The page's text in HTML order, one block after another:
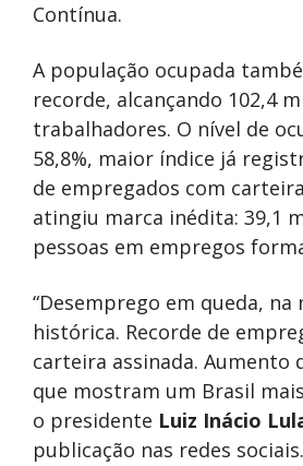
Contínua.
A população ocupada
recorde, alcançando 102,4
trabalhadores. O nível de
58,8%, maior índice já
de empregados com
atingiu marca inédita: 39,1
pessoas em empregos
“Desemprego em queda, na
histórica. Recorde de
carteira assinada. Aumento
que mostram um Brasil
o presidente Luiz Inácio
publicação nas redes sociais.